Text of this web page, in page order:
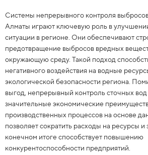
Системы непрерывного контроля
Алматы играют ключевую роль в
ситуации в регионе. Они обеспечивают
предотвращение выбросов вредных
окружающую среду. Такой подход
негативного воздействия на водные
экологической безопасности региона.
выгод, непрерывный контроль сточных
значительные экономические
производственных процессов на основе
позволяет сократить расходы на ресурсы и
конечном итоге способствует повышению
конкурентоспособности предприятий.